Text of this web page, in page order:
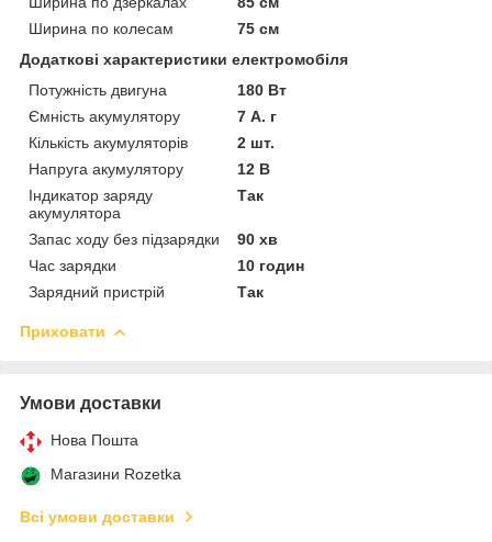
Ширина по колесам
75 см
Додаткові характеристики електромобіля
Потужність двигуна
180 Вт
Ємність акумулятору
7 А. г
Кількість акумуляторів
2 шт.
Напруга акумулятору
12 В
Індикатор заряду
акумулятора
Так
Запас ходу без підзарядки
90 хв
Час зарядки
10 годин
Зарядний пристрій
Так
Приховати
Умови доставки
Нова Пошта
Магазини Rozetka
Всі умови доставки